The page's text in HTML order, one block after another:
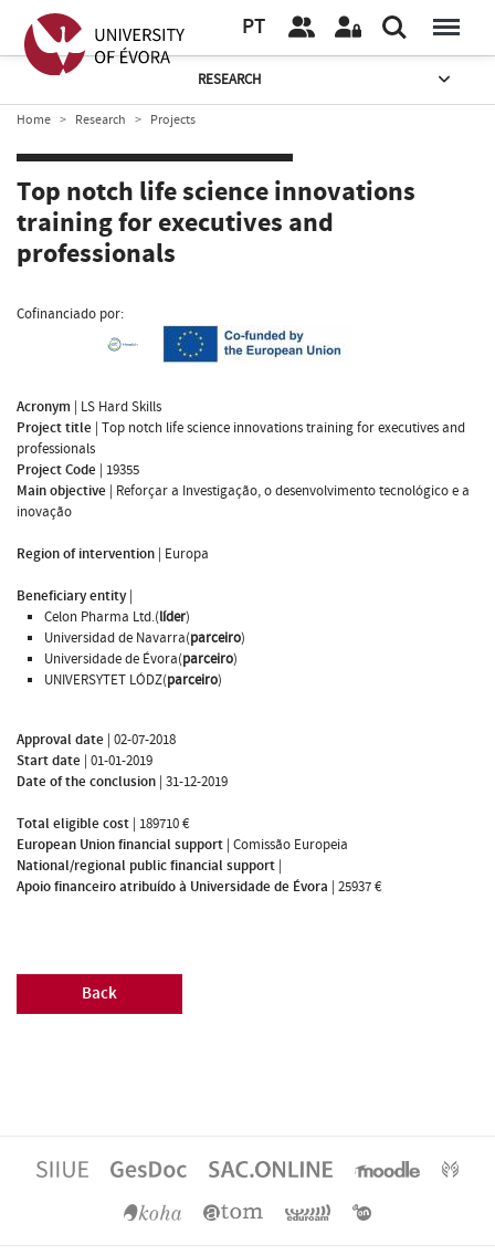
PT
RESEARCH
Home Research Projects
Top notch life science innovations
training for executives and
professionals
Cofinanciado por:
Acronym | LS Hard Skills
Project title | Top notch life science innovations training for executives and
professionals
Project Code | 19355
Main objective | Reforçar a Investigação, o desenvolvimento tecnológico e a
inovação
Region of intervention | Europa
Beneficiary entity|
Celon Pharma Ltd.(líder)
Universidad de Navarra(parceiro)
Universidade de Évora(parceiro)
UNIVERSYTET LÓDZ(parceiro)
Approval date | 02-07-2018
Start date | 01-01-2019
Date of the conclusion | 31-12-2019
Total eligible cost | 189710 €
European Union financial support | Comissão Europeia
National/regional public financial support |
Apoio financeiro atribuído à Universidade de Évora | 25937 €
Back